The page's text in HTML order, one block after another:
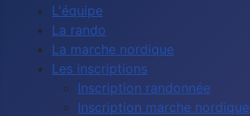
L'équipe
La rando
La marche nordique
Les inscriptions
Inscription randonnée
Inscription marche nordique